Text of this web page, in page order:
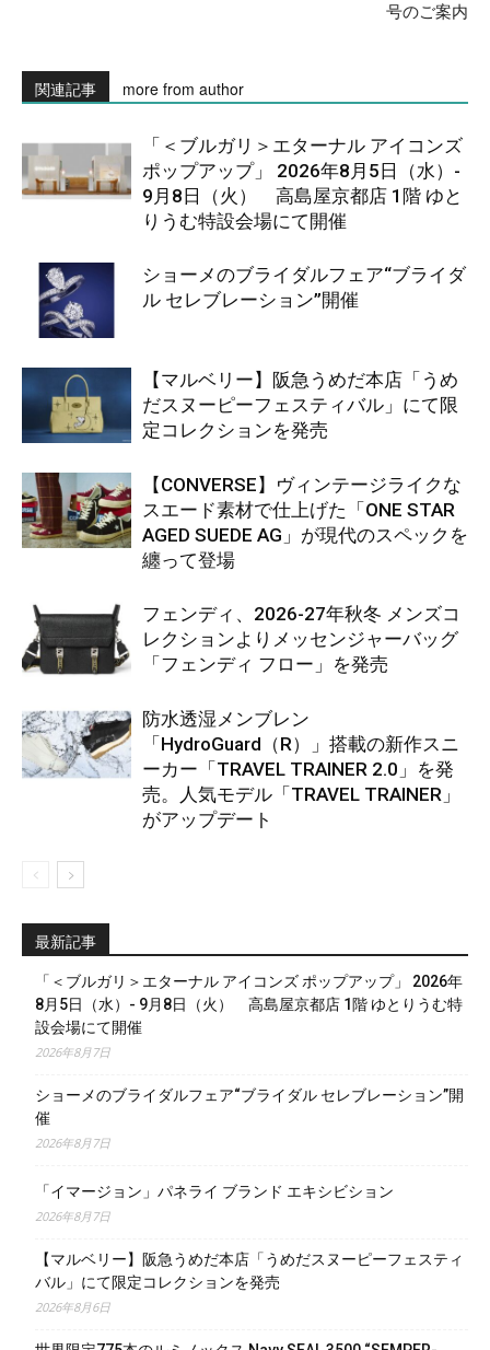
号のご案内
関連記事 more from author
「＜ブルガリ＞エターナル アイコンズ
ポップアップ」 2026年8月5日（水）-
9月8日（火） 高島屋京都店 1階 ゆと
りうむ特設会場にて開催
ショーメのブライダルフェア“ブライダ
ル セレブレーション”開催
【マルベリー】阪急うめだ本店「うめ
だスヌーピーフェスティバル」にて限
定コレクションを発売
【CONVERSE】ヴィンテージライクな
スエード素材で仕上げた「ONE STAR
AGED SUEDE AG」が現代のスペックを
纏って登場
フェンディ、2026-27年秋冬 メンズコ
レクションよりメッセンジャーバッグ
「フェンディ フロー」を発売
防水透湿メンブレン
「HydroGuard（R）」搭載の新作スニ
ーカー「TRAVEL TRAINER 2.0」を発
売。人気モデル「TRAVEL TRAINER」
がアップデート
最新記事
「＜ブルガリ＞エターナル アイコンズ ポップアップ」 2026年
8月5日（水）- 9月8日（火） 高島屋京都店 1階 ゆとりうむ特
設会場にて開催
2026年8月7日
ショーメのブライダルフェア“ブライダル セレブレーション”開
催
2026年8月7日
「イマージョン」パネライ ブランド エキシビション
2026年8月7日
【マルベリー】阪急うめだ本店「うめだスヌーピーフェスティ
バル」にて限定コレクションを発売
2026年8月6日